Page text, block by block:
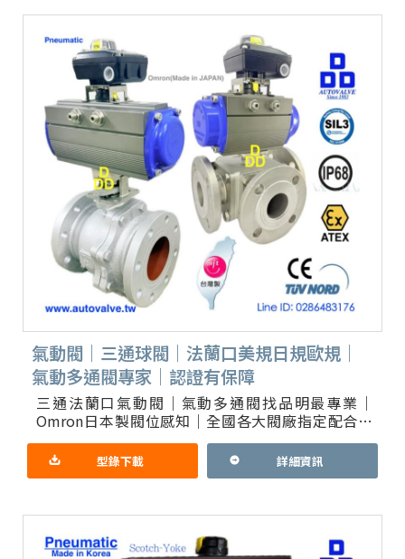
氣動閥｜三通球閥｜法蘭口美規日規歐規｜
氣動多通閥專家｜認證有保障
三通法蘭口氣動閥｜氣動多通閥找品明最專業｜
Omron日本製閥位感知｜全國各大閥廠指定配合一
條龍服務 氣動開關三通切換｜三通比例控制閥｜選
配4通或5通閥｜多段切換
型錄下載 詳細資訊